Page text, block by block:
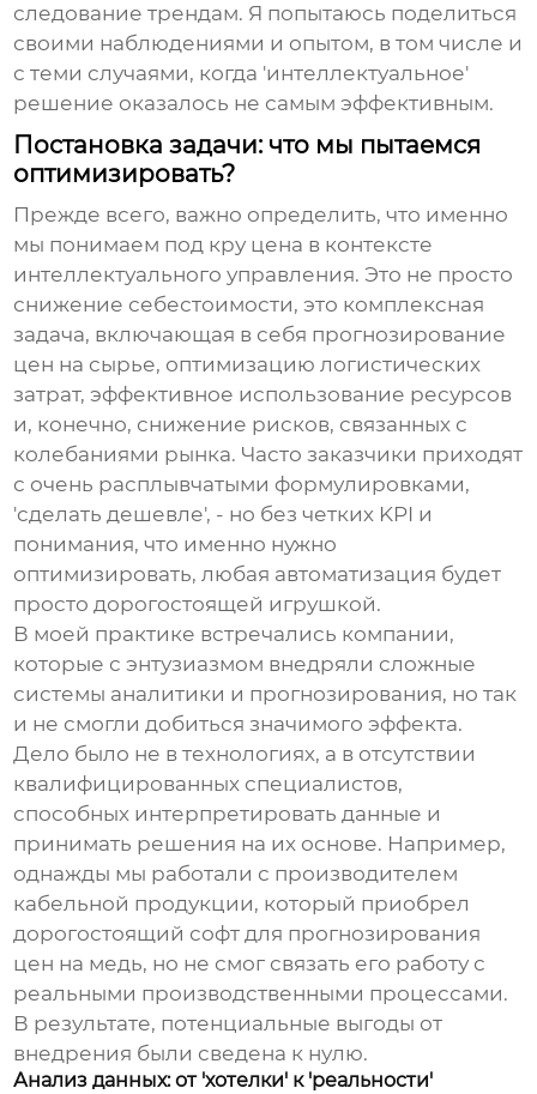
следование трендам. Я попытаюсь поделиться
своими наблюдениями и опытом, в том числе и
с теми случаями, когда 'интеллектуальное'
решение оказалось не самым эффективным.
Постановка задачи: что мы пытаемся
оптимизировать?
Прежде всего, важно определить, что именно
мы понимаем под кру цена в контексте
интеллектуального управления. Это не просто
снижение себестоимости, это комплексная
задача, включающая в себя прогнозирование
цен на сырье, оптимизацию логистических
затрат, эффективное использование ресурсов
и, конечно, снижение рисков, связанных с
колебаниями рынка. Часто заказчики приходят
с очень расплывчатыми формулировками,
'сделать дешевле', - но без четких KPI и
понимания, что именно нужно
оптимизировать, любая автоматизация будет
просто дорогостоящей игрушкой.
В моей практике встречались компании,
которые с энтузиазмом внедряли сложные
системы аналитики и прогнозирования, но так
и не смогли добиться значимого эффекта.
Дело было не в технологиях, а в отсутствии
квалифицированных специалистов,
способных интерпретировать данные и
принимать решения на их основе. Например,
однажды мы работали с производителем
кабельной продукции, который приобрел
дорогостоящий софт для прогнозирования
цен на медь, но не смог связать его работу с
реальными производственными процессами.
В результате, потенциальные выгоды от
внедрения были сведена к нулю.
Анализ данных: от 'хотелки' к 'реальности'